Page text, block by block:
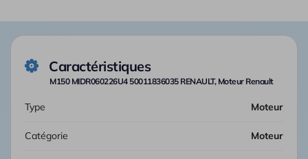
Caractéristiques
M150 MIDR060226U4 50011836035 RENAULT, Moteur Renault
Type Moteur
Catégorie Moteur